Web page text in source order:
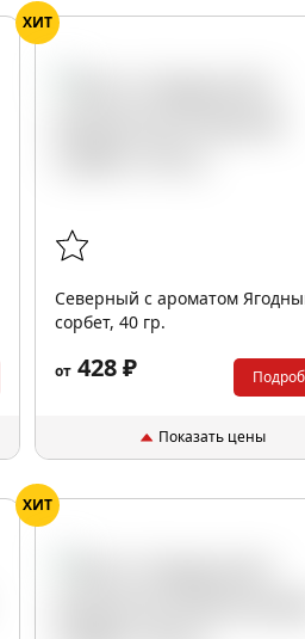
ХИТ
Северный с ароматом
сорбет, 40 гр.
от428 ₽
Показать цены
ХИТ